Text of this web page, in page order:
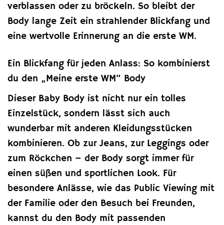
verblassen oder zu bröckeln. So bleibt der
Body lange Zeit ein strahlender Blickfang und
eine wertvolle Erinnerung an die erste WM.
Ein Blickfang für jeden Anlass: So kombinierst
du den „Meine erste WM“ Body
Dieser Baby Body ist nicht nur ein tolles
Einzelstück, sondern lässt sich auch
wunderbar mit anderen Kleidungsstücken
kombinieren. Ob zur Jeans, zur Leggings oder
zum Röckchen – der Body sorgt immer für
einen süßen und sportlichen Look. Für
besondere Anlässe, wie das Public Viewing mit
der Familie oder den Besuch bei Freunden,
kannst du den Body mit passenden